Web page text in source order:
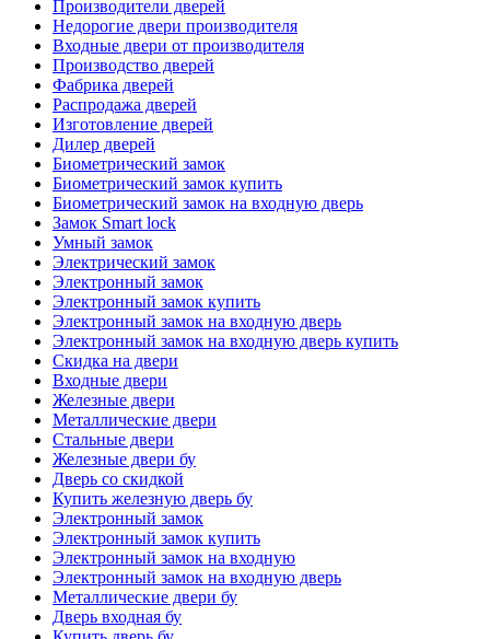
Производители дверей
Недорогие двери производителя
Входные двери от производителя
Производство дверей
Фабрика дверей
Распродажа дверей
Изготовление дверей
Дилер дверей
Биометрический замок
Биометрический замок купить
Биометрический замок на входную дверь
Замок Smart lock
Умный замок
Электрический замок
Электронный замок
Электронный замок купить
Электронный замок на входную дверь
Электронный замок на входную дверь купить
Скидка на двери
Входные двери
Железные двери
Металлические двери
Стальные двери
Железные двери бу
Дверь со скидкой
Купить железную дверь бу
Электронный замок
Электронный замок купить
Электронный замок на входную
Электронный замок на входную дверь
Металлические двери бу
Дверь входная бу